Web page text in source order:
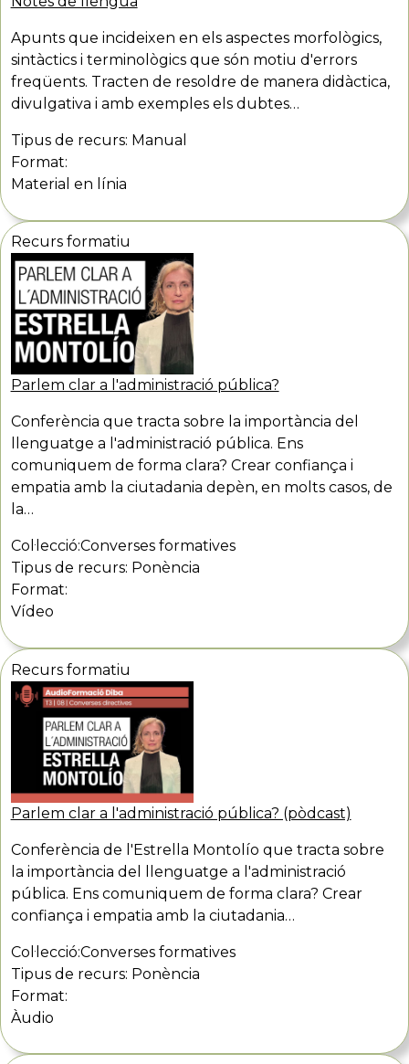
Apunts que incideixen en els aspectes morfològics,
sintàctics i terminològics que són motiu d'errors
freqüents. Tracten de resoldre de manera didàctica,
divulgativa i amb exemples els dubtes…
Tipus de recurs: Manual
Format:
Material en línia
Recurs formatiu
Parlem clar a l'administració pública?
Conferència que tracta sobre la importància del
llenguatge a l'administració pública. Ens
comuniquem de forma clara? Crear confiança i
empatia amb la ciutadania depèn, en molts casos, de
la…
Col·lecció:Converses formatives
Tipus de recurs: Ponència
Format:
Vídeo
Recurs formatiu
Parlem clar a l'administració pública? (pòdcast)
Conferència de l'Estrella Montolío que tracta sobre
la importància del llenguatge a l'administració
pública. Ens comuniquem de forma clara? Crear
confiança i empatia amb la ciutadania…
Col·lecció:Converses formatives
Tipus de recurs: Ponència
Format:
Àudio